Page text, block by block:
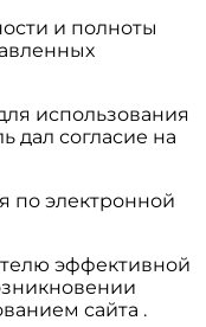
и полноты
использования
дал согласие на
по электронной
эффективной
сайта .